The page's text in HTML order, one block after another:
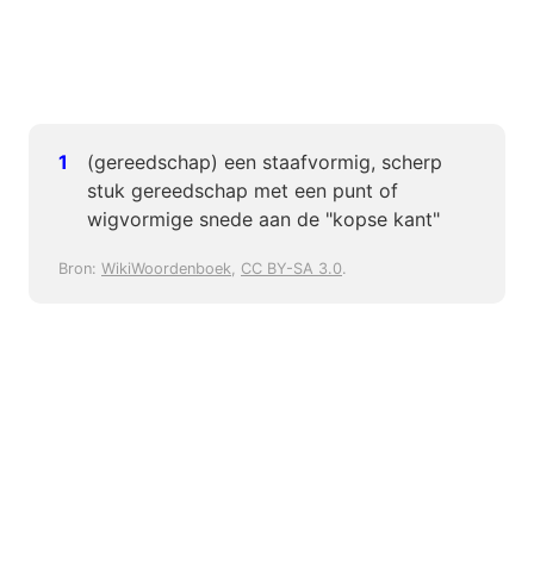
(gereedschap) een staafvormig, scherp
stuk gereedschap met een punt of
wigvormige snede aan de "kopse kant"
Bron: WikiWoordenboek, CC BY-SA 3.0.